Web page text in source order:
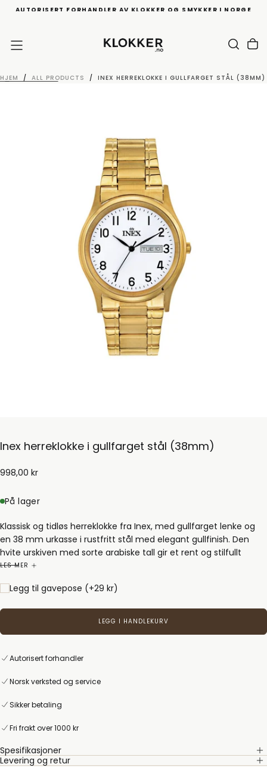
HOPP
AUTORISERT FORHANDLER AV KLOKKER OG SMYKKER I NORGE
HJEM / ALL PRODUCTS / INEX HERREKLOKKE I GULLFARGET STÅL (38MM)
Inex herreklokke i gullfarget stål (38mm)
998,00
Ordinær
998,00 kr
På lager
Klassisk og tidløs herreklokke fra Inex, med gullfarget lenke og
en 38 mm urkasse i rustfritt stål med elegant gullfinish. Den
hvite urskiven med sorte arabiske tall gir et rent og stilfullt
uttrykk, mens dag- og datovisningen ved klokken tre gjør
mineralglass, og klokken har en vanntetthet på 3 ATM.
Dette er en klokke som passer like godt til hverdag som til fest,
og som kombinerer klassisk design med pålitelig kvalitet. Et
tidløst uttrykk.
LES MER
Legg til gavepose (+29 kr)
LEGG I HANDLEKURV
Autorisert forhandler
Norsk verksted og service
Sikker betaling
Fri frakt over 1000 kr
Spesifikasjoner
Levering og retur